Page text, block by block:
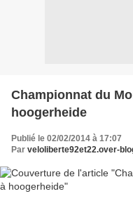
Championnat du
hoogerheide
Publié le 02/02/2014 à 17:07
Par veloliberte92et22.over-